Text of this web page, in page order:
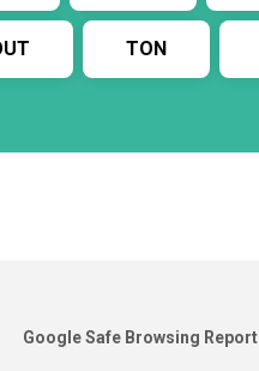
TON
Google Safe Browsing Report